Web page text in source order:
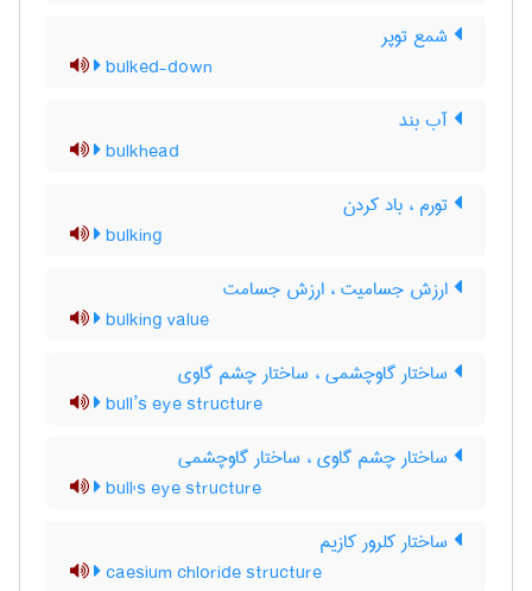
شمع توپر
bulked-down
آب بند
bulkhead
تورم ، باد کردن
bulking
ارزش جسامیت ، ارزش جسامت
bulking value
ساختار گاوچشمی ، ساختار چشم گاوی
bull’s eye structure
ساختار چشم گاوی ، ساختار گاوچشمی
bull's eye structure
ساختار کلرور کازیم
caesium chloride structure